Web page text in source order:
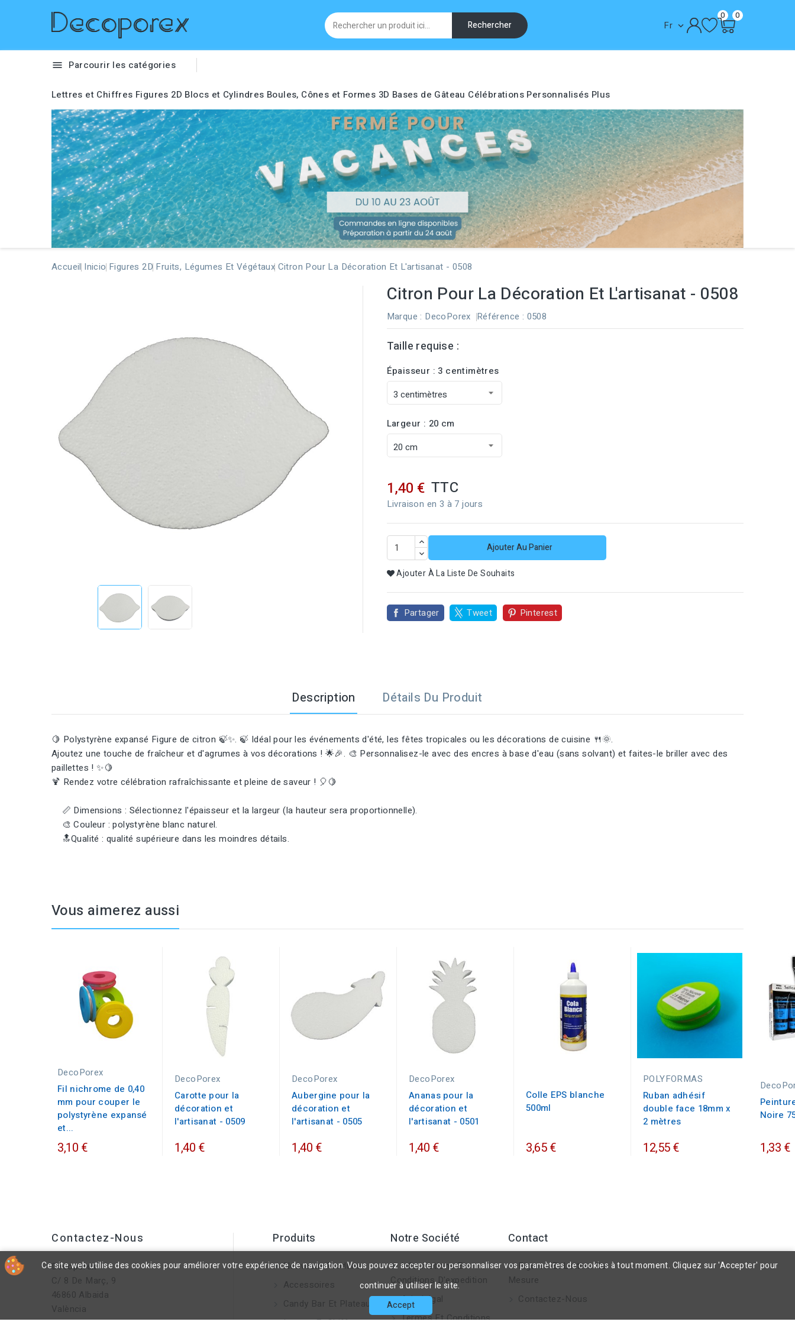
Rechercher Fr 
0 0
 Parcourir les catégories
Lettres et Chiffres Figures 2D Blocs et Cylindres Boules, Cônes et Formes 3D Bases de Gâteau Célébrations Personnalisés Plus
Accueil Inicio Figures 2D Fruits, Légumes Et Végétaux Citron Pour La Décoration Et L'artisanat - 0508
Citron Pour La Décoration Et L'artisanat - 0508
Marque : DecoPorex Référence : 0508
Taille requise :
Épaisseur : 3 centimètres
Largeur : 20 cm
1,40 € TTC
Livraison en 3 à 7 jours
Ajouter Au Panier
Ajouter À La Liste De Souhaits
Partager Tweet Pinterest
Description Détails Du Produit
🍋 Polystyrène expansé Figure de citron 🍃✨. 🍃 Idéal pour les événements d'été, les fêtes tropicales ou les décorations de cuisine 🍴🌞.
Ajoutez une touche de fraîcheur et d'agrumes à vos décorations ! 🌟🎉. 🎨 Personnalisez-le avec des encres à base d'eau (sans solvant) et faites-le briller avec des
paillettes ! ✨🍋
🍹 Rendez votre célébration rafraîchissante et pleine de saveur ! 🎈🍋
📏 Dimensions : Sélectionnez l'épaisseur et la largeur (la hauteur sera proportionnelle).
🎨 Couleur : polystyrène blanc naturel.
🔝Qualité : qualité supérieure dans les moindres détails.
Vous aimerez aussi
DecoPorex
Fil nichrome de 0,40
mm pour couper le
polystyrène expansé
et...
3,10 €
DecoPorex
Carotte pour la
décoration et
l'artisanat - 0509
1,40 €
DecoPorex
Aubergine pour la
décoration et
l'artisanat - 0505
1,40 €
DecoPorex
Ananas pour la
décoration et
l'artisanat - 0501
1,40 €
Colle EPS blanche
500ml
3,65 €
POLYFORMAS
Ruban adhésif
double face 18mm x
2 mètres
12,55 €
Noire
1,33 €
Contactez-Nous
Decoporex
C/ 8 De Març, 9
46860 Albaida
València
Produits
Nouveaux Produits
Accessoires
Candy Bar Et Plateaux
Notre Société
Informations Et
Conditions D'expedition
Avis Légal
Termes Et Conditions
Contact
Figures Et Lettres Sur
Mesure
Contactez-Nous
Ce site web utilise des cookies pour améliorer votre expérience de navigation. Vous pouvez accepter ou personnaliser vos paramètres de cookies à tout moment. Cliquez sur 'Accepter' pour
continuer à utiliser le site.
Accept